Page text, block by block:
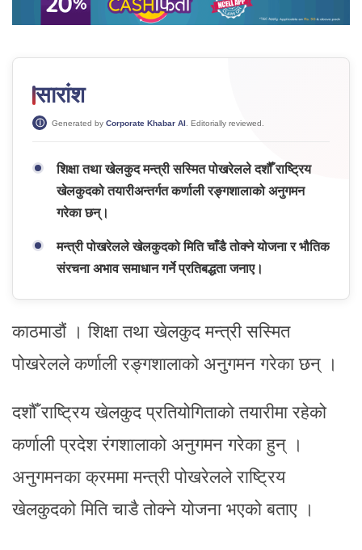
सारांश
Generated by Corporate Khabar AI . Editorially reviewed.
शिक्षा तथा खेलकुद मन्त्री सस्मित पोखरेलले दशौँ राष्ट्रिय
खेलकुदको तयारीअन्तर्गत कर्णाली रङ्गशालाको अनुगमन
गरेका छन्।
मन्त्री पोखरेलले खेलकुदको मिति चाँडै तोक्ने योजना र भौतिक
संरचना अभाव समाधान गर्ने प्रतिबद्धता जनाए।
काठमाडौं । शिक्षा तथा खेलकुद मन्त्री सस्मित
पोखरेलले कर्णाली रङ्गशालाको अनुगमन गरेका छन् ।
दशौँ राष्ट्रिय खेलकुद प्रतियोगिताको तयारीमा रहेको
कर्णाली प्रदेश रंगशालाको अनुगमन गरेका हुन् ।
अनुगमनका क्रममा मन्त्री पोखरेलले राष्ट्रिय
खेलकुदको मिति चाडै तोक्ने योजना भएको बताए ।